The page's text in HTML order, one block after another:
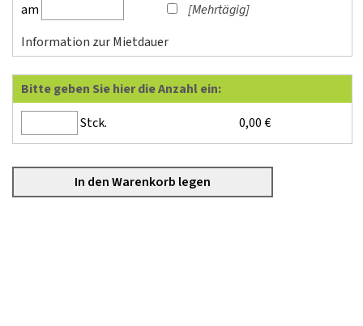
am
[Mehrtägig]
Information zur Mietdauer
Bitte geben Sie hier die Anzahl ein:
Stck.
0,00€